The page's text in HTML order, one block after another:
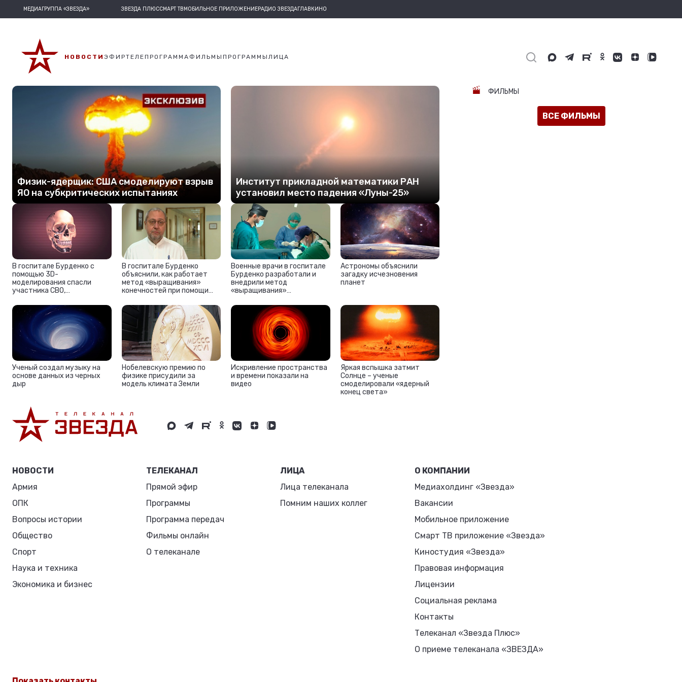
МЕДИАГРУППА «ЗВЕЗДА» ЗВЕЗДА ПЛЮССМАРТ ТВМОБИЛЬНОЕ ПРИЛОЖЕНИЕРАДИО ЗВЕЗДАГЛАВКИНО
НОВОСТИ ЭФИРТЕЛЕПРОГРАММАФИЛЬМЫ ПРОГРАММЫ ЛИЦА
Физик-ядерщик: США смоделируют взрыв
ЯО на субкритических испытаниях
Институт прикладной математики РАН
установил место падения «Луны-25»
В госпитале Бурденко с
помощью 3D-
моделирования спасли
участника СВО,
В госпитале Бурденко
объяснили, как работает
метод «выращивания»
конечностей при помощи
Военные врачи в госпитале
Бурденко разработали и
внедрили метод
«выращивания»
моделей
Астрономы объяснили
загадку исчезновения
планет
Ученый создал музыку на
основе данных из черных
дыр
Нобелевскую премию по
физике присудили за
модель климата Земли
Искривление пространства
и времени показали на
видео
Яркая вспышка затмит
Солнце – ученые
смоделировали «ядерный
конец света»
ФИЛЬМЫ
ВСЕ ФИЛЬМЫ
НОВОСТИ
Армия
ОПК
Вопросы истории
Общество
Спорт
Наука и техника
Экономика и бизнес
ТЕЛЕКАНАЛ
Прямой эфир
Программы
Программа передач
Фильмы онлайн
О телеканале
ЛИЦА
Лица телеканала
Помним наших коллег
О КОМПАНИИ
Медиахолдинг «Звезда»
Вакансии
Мобильное приложение
Смарт ТВ приложение «Звезда»
Киностудия «Звезда»
Правовая информация
Лицензии
Социальная реклама
Контакты
Телеканал «Звезда Плюс»
О приеме телеканала «ЗВЕЗДА»